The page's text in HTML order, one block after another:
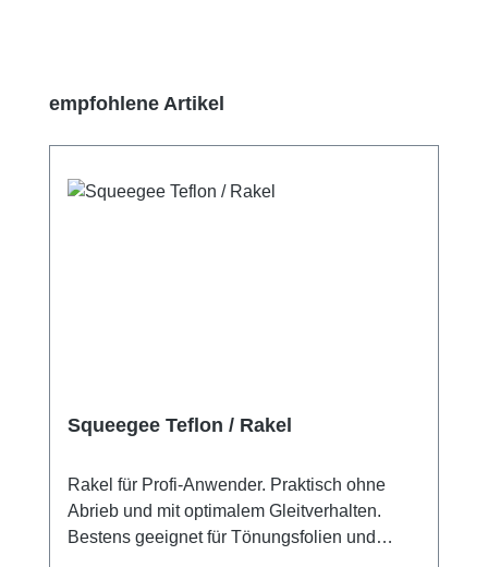
Produktgalerie überspringen
empfohlene Artikel
Squeegee Teflon / Rakel
Rakel für Profi-Anwender. Praktisch ohne
Abrieb und mit optimalem Gleitverhalten.
Bestens geeignet für Tönungsfolien und